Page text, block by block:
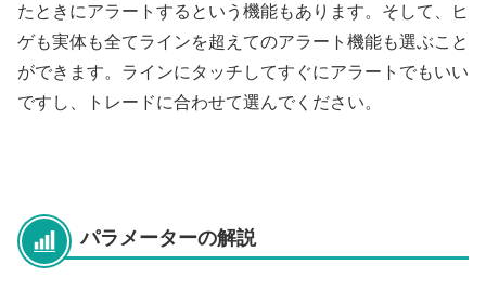
たときにアラートするという機能もあります。そして、ヒ
ゲも実体も全てラインを超えてのアラート機能も選ぶこと
ができます。ラインにタッチしてすぐにアラートでもいい
ですし、トレードに合わせて選んでください。
パラメーターの解説